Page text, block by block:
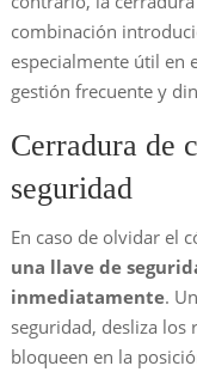
combinación
especialmente útil en
gestión frecuente y
Cerradura de
seguridad
En caso de olvidar el
una llave de
inmediatamente.
seguridad, desliza los
bloqueen en la